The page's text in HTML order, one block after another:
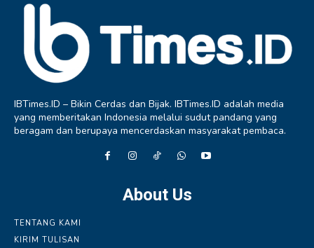
IBTimes.ID – Bikin Cerdas dan Bijak. IBTimes.ID adalah media
yang memberitakan Indonesia melalui sudut pandang yang
beragam dan berupaya mencerdaskan masyarakat pembaca.
About Us
TENTANG KAMI
KIRIM TULISAN